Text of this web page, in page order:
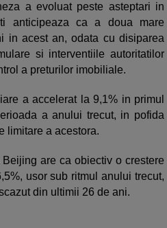
a evoluat peste asteptari in
anticipeaza ca a doua mare
in acest an, odata cu disiparea
si interventiile autoritatilor
a preturilor imobiliale.
a accelerat la 9,1% in primul
a anului trecut, in pofida
limitare a acestora.
are ca obiectiv o crestere
usor sub ritmul anului trecut,
din ultimii 26 de ani.